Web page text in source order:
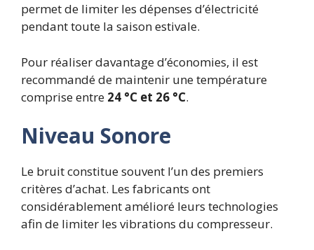
permet de limiter les dépenses d’électricité
pendant toute la saison estivale.
Pour réaliser davantage d’économies, il est
recommandé de maintenir une température
comprise entre 24 °C et 26 °C.
Niveau Sonore
Le bruit constitue souvent l’un des premiers
critères d’achat. Les fabricants ont
considérablement amélioré leurs technologies
afin de limiter les vibrations du compresseur.